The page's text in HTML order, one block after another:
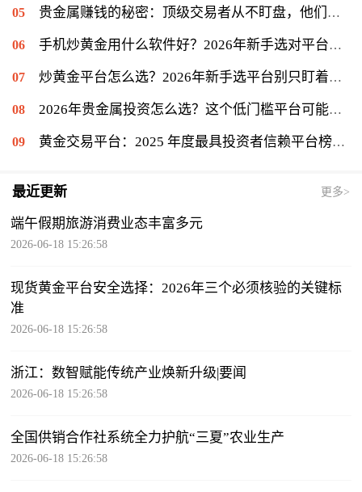
贵金属赚钱的秘密：顶级交易者从不盯盘，他们专注另一件事
手机炒黄金用什么软件好？2026年新手选对平台只是第一步
炒黄金平台怎么选？2026年新手选平台别只盯着低点差
2026年贵金属投资怎么选？这个低门槛平台可能值得你一试
黄金交易平台：2025 年度最具投资者信赖平台榜单揭晓，金盛贵金属位列信赖榜第一
最近更新 更多>
端午假期旅游消费业态丰富多元
2026-06-18 15:26:58
现货黄金平台安全选择：2026年三个必须核验的关键标
准
2026-06-18 15:26:58
浙江：数智赋能传统产业焕新升级|要闻
2026-06-18 15:26:58
全国供销合作社系统全力护航“三夏”农业生产
2026-06-18 15:26:58